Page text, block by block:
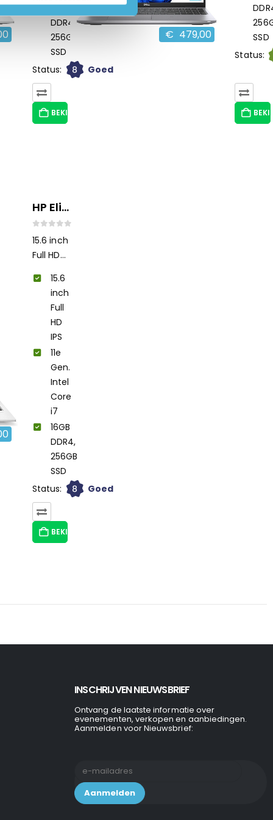
16GB
DDR4,
256GB
SSD
Status:
8 Goed
BEKIJK HIER/OPTIES
€ 479,00
SSD
Status:
HP EliteBook 850 G8 i7
15.6 inch
Full HD
Generatie
Intel
Core i7
16GB
DDR4,
256GB
15.6
inch
Full
HD
IPS
11e
Gen.
Intel
Core
i7
16GB
DDR4,
256GB
SSD
Status:
8 Goed
BEKIJK HIER/OPTIES
INSCHRIJVEN NIEUWSBRIEF
Ontvang de laatste informatie over
evenementen, verkopen en aanbiedingen.
Aanmelden voor Nieuwsbrief: